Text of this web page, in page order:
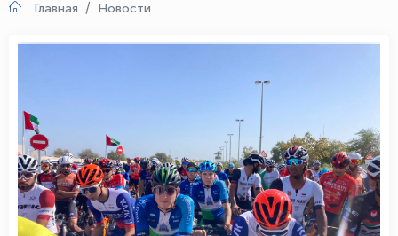
Главная Новости